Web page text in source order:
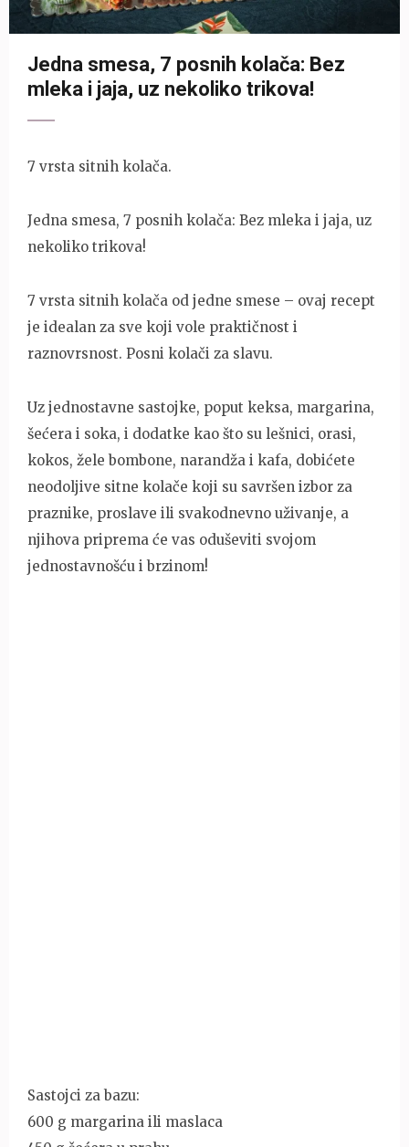
Jedna smesa, 7 posnih kolača: Bez
mleka i jaja, uz nekoliko trikova!
7 vrsta sitnih kolača.
Jedna smesa, 7 posnih kolača: Bez mleka i jaja, uz
nekoliko trikova!
7 vrsta sitnih kolača od jedne smese – ovaj recept
je idealan za sve koji vole praktičnost i
raznovrsnost. Posni kolači za slavu.
Uz jednostavne sastojke, poput keksa, margarina,
šećera i soka, i dodatke kao što su lešnici, orasi,
kokos, žele bombone, narandža i kafa, dobićete
neodoljive sitne kolače koji su savršen izbor za
praznike, proslave ili svakodnevno uživanje, a
njihova priprema će vas oduševiti svojom
jednostavnošću i brzinom!
Sastojci za bazu:
600 g margarina ili maslaca